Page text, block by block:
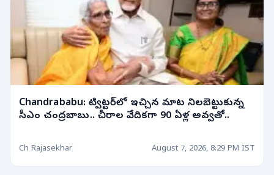
Chandrababu: ట్విట్టర్‌లో ఇచ్చిన మాట నిలబెట్టుకున్న
సీఎం చంద్రబాబు.. చీరాల వేదికగా 90 ఏళ్ల అవ్వతో..
Ch Rajasekhar August 7, 2026, 8:29 PM IST